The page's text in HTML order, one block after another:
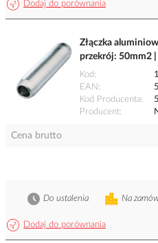
Dodaj do porównania
Złączka
przekrój: 50mm2
Kod
EAN
Kod Producenta
Producent
Cena brutto
Dodaj do porównania
Na
Do ustalenia